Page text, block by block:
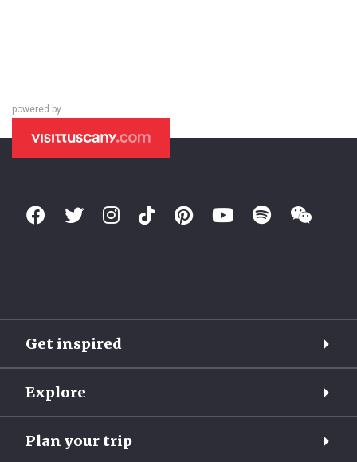
powered by
Get inspired
Explore
Plan your trip